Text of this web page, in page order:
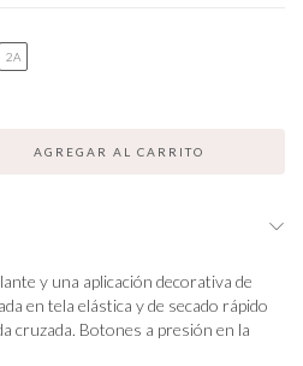
2A
y una aplicación decorativa de
en tela elástica y de secado rápido
cruzada. Botones a presión en la